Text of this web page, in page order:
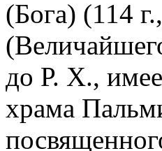
(Бога) (114
до Р. Х.,
храма